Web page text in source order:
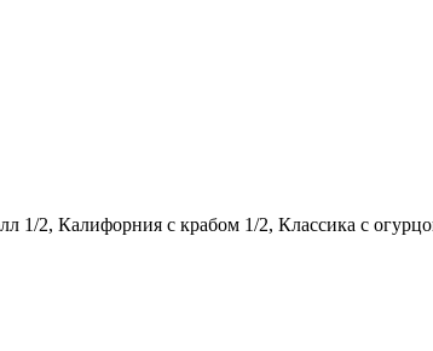
1/2, Калифорния с крабом 1/2, Классика с